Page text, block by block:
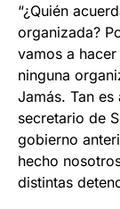
“¿Quién
organizada?
vamos a
ninguna
Jamás. Tan
secretario de
gobierno
hecho
distintas